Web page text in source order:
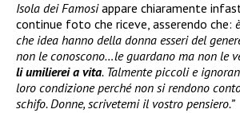
Isola dei Famosiappare chiaramente
continue foto che riceve, asserendo che:
che idea hanno della donna esseri del
non le conoscono…le guardano ma non le
li umilierei a vita. Talmente piccoli e
loro condizione perché non si rendono
schifo. Donne, scrivetemi il vostro pensiero.”